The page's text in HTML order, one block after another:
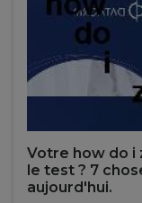
Votre how do i
le test ? 7
aujourd'hui.